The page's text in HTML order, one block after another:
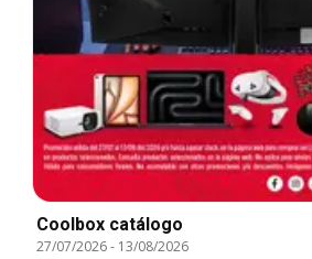
Coolbox catálogo
27/07/2026- 13/08/2026